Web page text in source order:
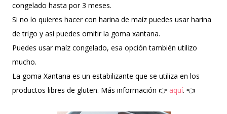
congelado hasta por 3 meses.
Si no lo quieres hacer con harina de maíz puedes usar harina
de trigo y así puedes omitir la goma xantana.
Puedes usar maíz congelado, esa opción también utilizo
mucho.
La goma Xantana es un estabilizante que se utiliza en los
productos libres de gluten. Más información 👉 aquí. 👈